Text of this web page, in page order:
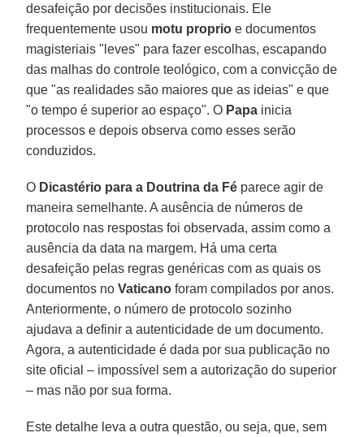
desafeição por decisões institucionais. Ele
frequentemente usou motu proprio e documentos
magisteriais "leves" para fazer escolhas, escapando
das malhas do controle teológico, com a convicção de
que "as realidades são maiores que as ideias" e que
"o tempo é superior ao espaço". O Papa inicia
processos e depois observa como esses serão
conduzidos.
O Dicastério para a Doutrina da Fé parece agir de
maneira semelhante. A ausência de números de
protocolo nas respostas foi observada, assim como a
ausência da data na margem. Há uma certa
desafeição pelas regras genéricas com as quais os
documentos noVaticano foram compilados por anos.
Anteriormente, o número de protocolo sozinho
ajudava a definir a autenticidade de um documento.
Agora, a autenticidade é dada por sua publicação no
site oficial – impossível sem a autorização do superior
– mas não por sua forma.
Este detalhe leva a outra questão, ou seja, que, sem